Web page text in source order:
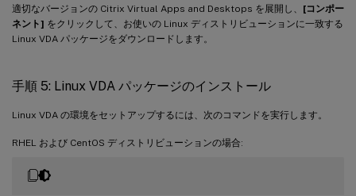
適切なバージョンの Citrix Virtual Apps and Desktops を展開し、 [コンポー
ネント] をクリックして、お使いの Linux ディストリビューションに一致する
Linux VDA パッケージをダウンロードします。
手順 5: Linux VDA パッケージのインストール
Linux VDA の環境をセットアップするには、次のコマンドを実行します。
RHEL および CentOS ディストリビューションの場合: